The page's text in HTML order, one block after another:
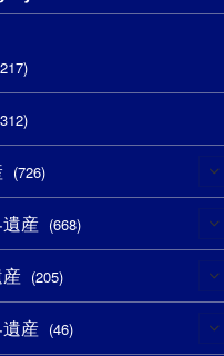
(726)
(6)
(3)
産 (668)
(4)
(3)
(205)
(8)
産 (46)